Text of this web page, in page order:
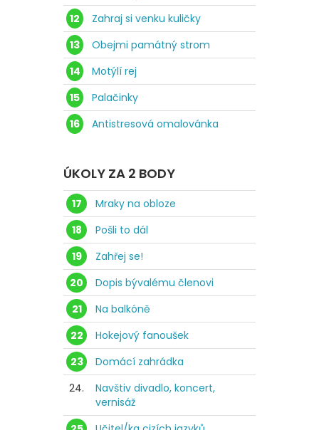
12
Zahraj si venku kuličky
13
Obejmi památný strom
14
Motýlí rej
15
Palačinky
16
Antistresová omalovánka
ÚKOLY ZA 2 BODY
17
Mraky na obloze
18
Pošli to dál
19
Zahřej se!
20
Dopis bývalému členovi
21
Na balkóně
22
Hokejový fanoušek
23
Domácí zahrádka
24.
Navštiv divadlo, koncert,
vernisáž